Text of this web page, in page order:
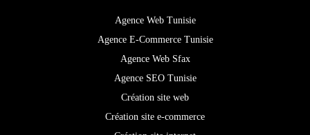
Agence Web Tunisie
Agence E-Commerce Tunisie
Agence Web Sfax
Agence SEO Tunisie
Création site web
Création site e-commerce